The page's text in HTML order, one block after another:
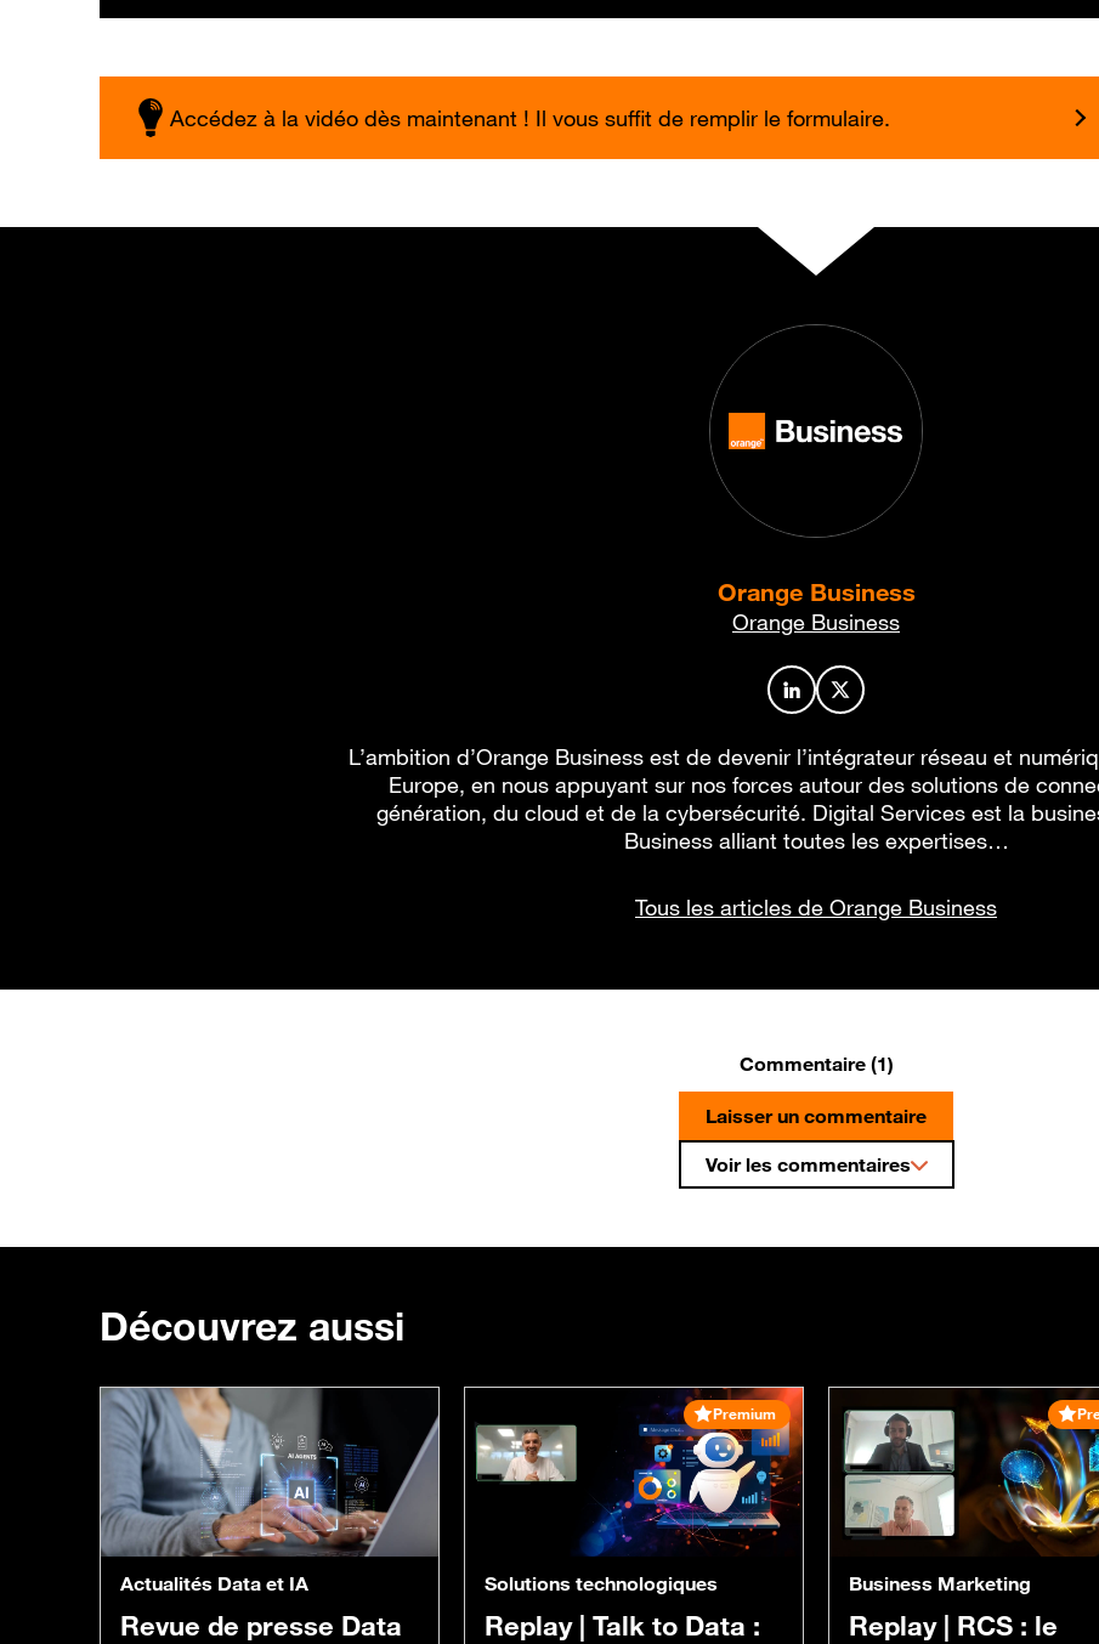
Accédez à la vidéo dès maintenant ! Il vous suffit de remplir le formulaire.
Orange Business
Orange Business
Profil de l’auteur sur LinkedIn
Profil de l’auteur sur X
L’ambition d’Orange Business est de devenir l’intégrateur réseau et
Europe, en nous appuyant sur nos forces autour des solutions de
génération, du cloud et de la cybersécurité. Digital Services est la
Business alliant toutes les expertises…
Tous les articles de Orange Business
Commentaire (1)
Laisser un commentaire
Voir les commentaires
Découvrez aussi
Actualités Data et IA
Revue de presse Data
Premium
Solutions technologiques
Replay |
Business Marketing
Replay |